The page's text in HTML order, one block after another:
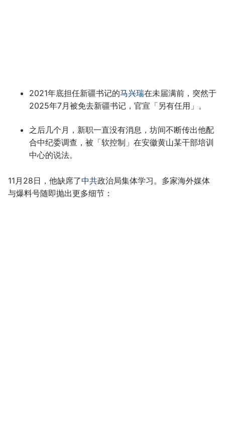
2021年底担任新疆书记的马兴瑞在未届满前，突然于
2025年7月被免去新疆书记，官宣「另有任用」。
之后几个月，新职一直没有消息，坊间不断传出他配
合中纪委调查，被「软控制」在安徽黄山某干部培训
中心的说法。
11月28日，他缺席了中共政治局集体学习。多家海外媒体
与爆料号随即抛出更多细节：